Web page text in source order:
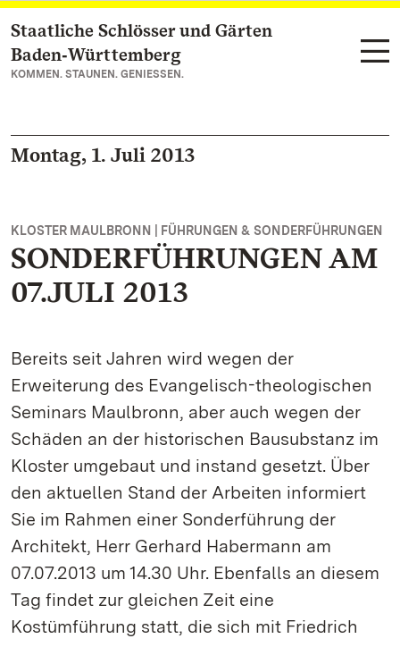
Zum Hauptinhalt springen
Staatliche Schlösser und Gärten
Baden‑Württemberg
KOMMEN. STAUNEN. GENIESSEN.
Montag, 1. Juli 2013
KLOSTER MAULBRONN | FÜHRUNGEN & SONDERFÜHRUNGEN
SONDERFÜHRUNGEN AM
07.JULI 2013
Bereits seit Jahren wird wegen der
Erweiterung des Evangelisch-theologischen
Seminars Maulbronn, aber auch wegen der
Schäden an der historischen Bausubstanz im
Kloster umgebaut und instand gesetzt. Über
den aktuellen Stand der Arbeiten informiert
Sie im Rahmen einer Sonderführung der
Architekt, Herr Gerhard Habermann am
07.07.2013 um 14.30 Uhr. Ebenfalls an diesem
Tag findet zur gleichen Zeit eine
Kostümführung statt, die sich mit Friedrich